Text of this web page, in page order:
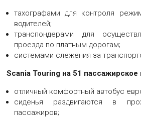
АВТОБУС SCANIA TOURING 51 МЕСТО
Большая картинка автобуса
Большая картинка автобуса
АВТОБУС SCANIA TOURING 51 МЕСТО
тахографами для контроля
водителей;
транспондерами для
проезда по платным дорогам;
системами слежения за
Scania Touring на 51 пассажирское
отличный комфортный автобус
сиденья раздвигаются в
пассажиров;